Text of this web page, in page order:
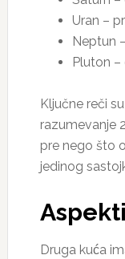
Uran –
Neptun
Pluton
Ključne reči
razumevanje
pre nego što
jedinog
Aspekti
Druga kuća